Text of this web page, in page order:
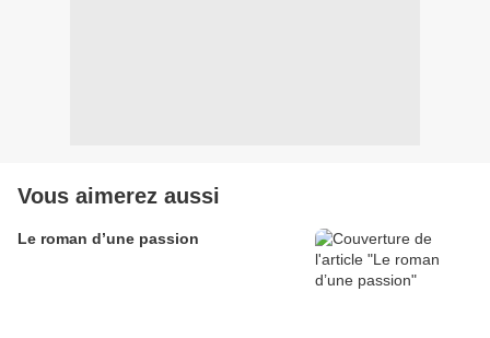
Vous aimerez aussi
Le roman d’une passion